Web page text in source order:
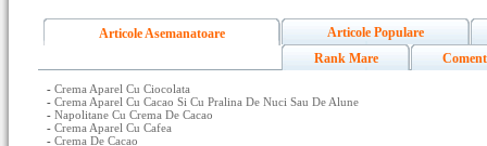
Articole Asemanatoare
Articole Populare
Rank Mare
- Crema Aparel Cu Ciocolata
- Crema Aparel Cu Cacao Si Cu Pralina De Nuci Sau De Alune
- Napolitane Cu Crema De Cacao
- Crema Aparel Cu Cafea
- Crema De Cacao